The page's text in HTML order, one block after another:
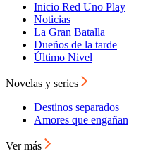
Inicio Red Uno Play
Noticias
La Gran Batalla
Dueños de la tarde
Último Nivel
Novelas y series
Destinos separados
Amores que engañan
Ver más